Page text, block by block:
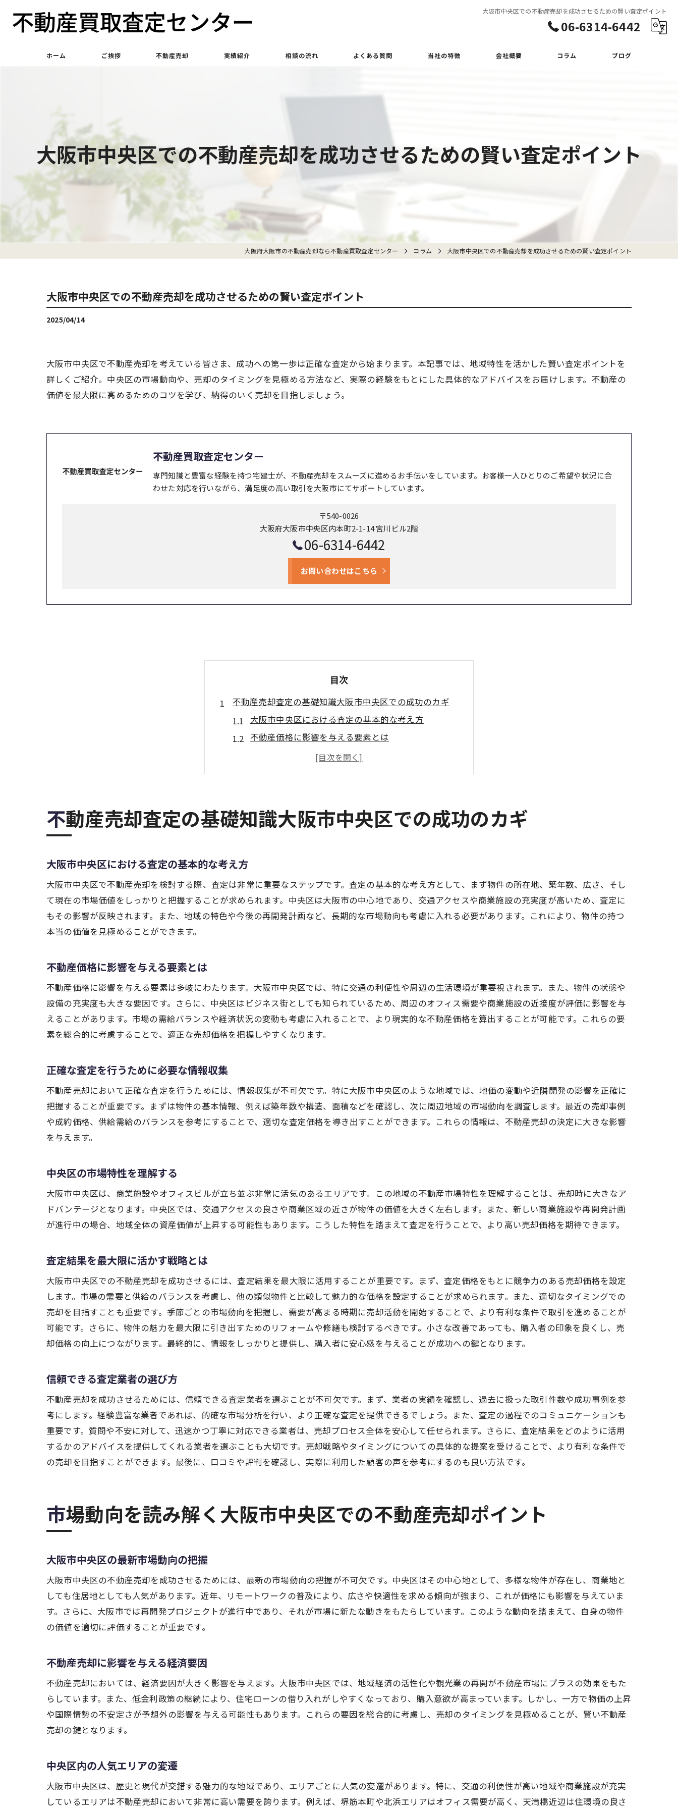
大阪市中央区での不動産売却を成功させるための賢い査定ポイント
06-6314-6442
ホーム ご挨拶 不動産売却 実績紹介 相談の流れ よくある質問 当社の特徴
立ち退き
会社概要 コラム ブログ
大阪市中央区での不動産売却を成功させるための賢い査定ポイント
大阪府大阪市の不動産売却なら不動産買取査定センター コラム 大阪市中央区での不動産売却を成功させるための賢い査定ポイント
大阪市中央区での不動産売却を成功させるための賢い査定ポイント
2025/04/14
大阪市中央区で不動産売却を考えている皆さま、成功への第一歩は正確な査定から始まります。本記事では、地域特性を活かした賢い査定ポイントを
詳しくご紹介。中央区の市場動向や、売却のタイミングを見極める方法など、実際の経験をもとにした具体的なアドバイスをお届けします。不動産の
価値を最大限に高めるためのコツを学び、納得のいく売却を目指しましょう。
不動産買取査定センター
専門知識と豊富な経験を持つ宅建士が、不動産売却をスムーズに進めるお手伝いをしています。お客様一人ひとりのご希望や状況に合
わせた対応を行いながら、満足度の高い取引を大阪市にてサポートしています。
〒540-0026
大阪府大阪市中央区内本町2-1-14 宮川ビル2階
06-6314-6442
お問い合わせはこちら
目次
不動産売却査定の基礎知識大阪市中央区での成功のカギ
大阪市中央区における査定の基本的な考え方
不動産価格に影響を与える要素とは
正確な査定を行うために必要な情報収集
中央区の市場特性を理解する
信頼できる査定業者の選び方
市場動向を読み解く大阪市中央区での不動産売却ポイント
中央区内の人気エリアの変遷
市場動向を活かした売却戦略の立案
競合物件との比較分析の手法
売却時期が不動産価格に与える影響
季節による売却活動の変動要因
中央区の独自の売却タイミング
タイミングを逃さないための情報収集術
中央区の地域特性を査定に活かす方法
エリアごとの特性と不動産価値の関係
地元の特色を反映した効果的な査定
不動産の価値を最大化するための大阪市中央区での工夫
不動産価値向上のためのリフォーム提案
魅力的な物件にするための改善ポイント
中央区での高評価を得るための工夫
不動産価値を維持するためのメンテナンス
経験を活用大阪市中央区での不動産売却の秘訣
成功事例に学ぶ売却の秘訣
経験者の声を参考にした売却プラン
実際の売却体験談からの学び
納得のいく取引を目指す大阪市中央区の査定の極意
納得のいく取引を実現するための交渉術
取引の透明性を確保するための方法
成功するための査定チェックリスト
査定プロセスでの重要なポイント
不動産売却査定の基礎知識大阪市中央区での成功のカギ
大阪市中央区における査定の基本的な考え方
大阪市中央区で不動産売却を検討する際、査定は非常に重要なステップです。査定の基本的な考え方として、まず物件の所在地、築年数、広さ、そし
て現在の市場価値をしっかりと把握することが求められます。中央区は大阪市の中心地であり、交通アクセスや商業施設の充実度が高いため、査定に
もその影響が反映されます。また、地域の特色や今後の再開発計画など、長期的な市場動向も考慮に入れる必要があります。これにより、物件の持つ
本当の価値を見極めることができます。
不動産価格に影響を与える要素とは
不動産価格に影響を与える要素は多岐にわたります。大阪市中央区では、特に交通の利便性や周辺の生活環境が重要視されます。また、物件の状態や
設備の充実度も大きな要因です。さらに、中央区はビジネス街としても知られているため、周辺のオフィス需要や商業施設の近接度が評価に影響を与
えることがあります。市場の需給バランスや経済状況の変動も考慮に入れることで、より現実的な不動産価格を算出することが可能です。これらの要
素を総合的に考慮することで、適正な売却価格を把握しやすくなります。
正確な査定を行うために必要な情報収集
不動産売却において正確な査定を行うためには、情報収集が不可欠です。特に大阪市中央区のような地域では、地価の変動や近隣開発の影響を正確に
把握することが重要です。まずは物件の基本情報、例えば築年数や構造、面積などを確認し、次に周辺地域の市場動向を調査します。最近の売却事例
や成約価格、供給需給のバランスを参考にすることで、適切な査定価格を導き出すことができます。これらの情報は、不動産売却の決定に大きな影響
を与えます。
中央区の市場特性を理解する
大阪市中央区は、商業施設やオフィスビルが立ち並ぶ非常に活気のあるエリアです。この地域の不動産市場特性を理解することは、売却時に大きなア
ドバンテージとなります。中央区では、交通アクセスの良さや商業区域の近さが物件の価値を大きく左右します。また、新しい商業施設や再開発計画
が進行中の場合、地域全体の資産価値が上昇する可能性もあります。こうした特性を踏まえて査定を行うことで、より高い売却価格を期待できます。
査定結果を最大限に活かす戦略とは
大阪市中央区での不動産売却を成功させるには、査定結果を最大限に活用することが重要です。まず、査定価格をもとに競争力のある売却価格を設定
します。市場の需要と供給のバランスを考慮し、他の類似物件と比較して魅力的な価格を設定することが求められます。また、適切なタイミングでの
売却を目指すことも重要です。季節ごとの市場動向を把握し、需要が高まる時期に売却活動を開始することで、より有利な条件で取引を進めることが
可能です。さらに、物件の魅力を最大限に引き出すためのリフォームや修繕も検討するべきです。小さな改善であっても、購入者の印象を良くし、売
却価格の向上につながります。最終的に、情報をしっかりと提供し、購入者に安心感を与えることが成功への鍵となります。
信頼できる査定業者の選び方
不動産売却を成功させるためには、信頼できる査定業者を選ぶことが不可欠です。まず、業者の実績を確認し、過去に扱った取引件数や成功事例を参
考にします。経験豊富な業者であれば、的確な市場分析を行い、より正確な査定を提供できるでしょう。また、査定の過程でのコミュニケーションも
重要です。質問や不安に対して、迅速かつ丁寧に対応できる業者は、売却プロセス全体を安心して任せられます。さらに、査定結果をどのように活用
するかのアドバイスを提供してくれる業者を選ぶことも大切です。売却戦略やタイミングについての具体的な提案を受けることで、より有利な条件で
の売却を目指すことができます。最後に、口コミや評判を確認し、実際に利用した顧客の声を参考にするのも良い方法です。
市場動向を読み解く大阪市中央区での不動産売却ポイント
大阪市中央区の最新市場動向の把握
大阪市中央区の不動産売却を成功させるためには、最新の市場動向の把握が不可欠です。中央区はその中心地として、多様な物件が存在し、商業地と
しても住居地としても人気があります。近年、リモートワークの普及により、広さや快適性を求める傾向が強まり、これが価格にも影響を与えていま
す。さらに、大阪市では再開発プロジェクトが進行中であり、それが市場に新たな動きをもたらしています。このような動向を踏まえて、自身の物件
の価値を適切に評価することが重要です。
不動産売却に影響を与える経済要因
不動産売却においては、経済要因が大きく影響を与えます。大阪市中央区では、地域経済の活性化や観光業の再開が不動産市場にプラスの効果をもた
らしています。また、低金利政策の継続により、住宅ローンの借り入れがしやすくなっており、購入意欲が高まっています。しかし、一方で物価の上昇
や国際情勢の不安定さが予想外の影響を与える可能性もあります。これらの要因を総合的に考慮し、売却のタイミングを見極めることが、賢い不動産
売却の鍵となります。
中央区内の人気エリアの変遷
大阪市中央区は、歴史と現代が交錯する魅力的な地域であり、エリアごとに人気の変遷があります。特に、交通の利便性が高い地域や商業施設が充実
しているエリアは不動産売却において非常に高い需要を誇ります。例えば、堺筋本町や北浜エリアはオフィス需要が高く、天満橋近辺は住環境の良さ